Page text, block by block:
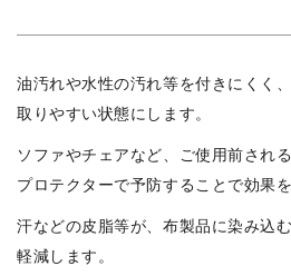
油汚れや水性の汚れ等を付きにくく、
取りやすい状態にします。
ソファやチェアなど、ご使用前され
プロテクターで予防することで効果
汗などの皮脂等が、布製品に染み込
軽減します。